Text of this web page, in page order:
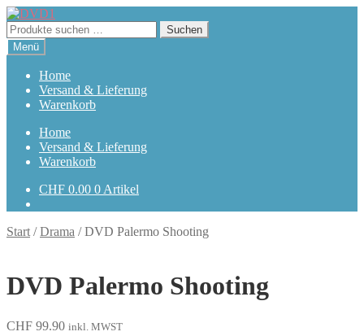
Zur
Navigation
springen
Zum
Inhalt
springen
Suchen
nach:
Suchen
Menü
Home
Versand & Lieferung
Warenkorb
Home
Versand & Lieferung
Warenkorb
CHF 0.00 0 Artikel
Start /Drama /DVD Palermo Shooting
DVD Palermo Shooting
CHF 99.90 inkl. MWST